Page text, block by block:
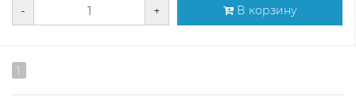
- + В корзину
1